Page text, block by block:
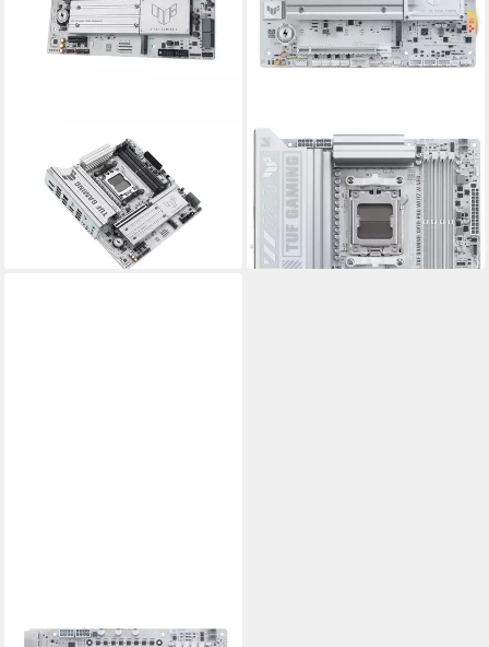
TUF GAMING B850M-PLUS
WIFI7 W Mainboard
ab 238,00 €
lieferbar - in 3-4 Werktagen bei dir
ASUS
TUF GAMING X870-PRO
WIFI7 W NEO Mainboard
ab 367,00 €
lieferbar - in 3-4 Werktagen bei dir